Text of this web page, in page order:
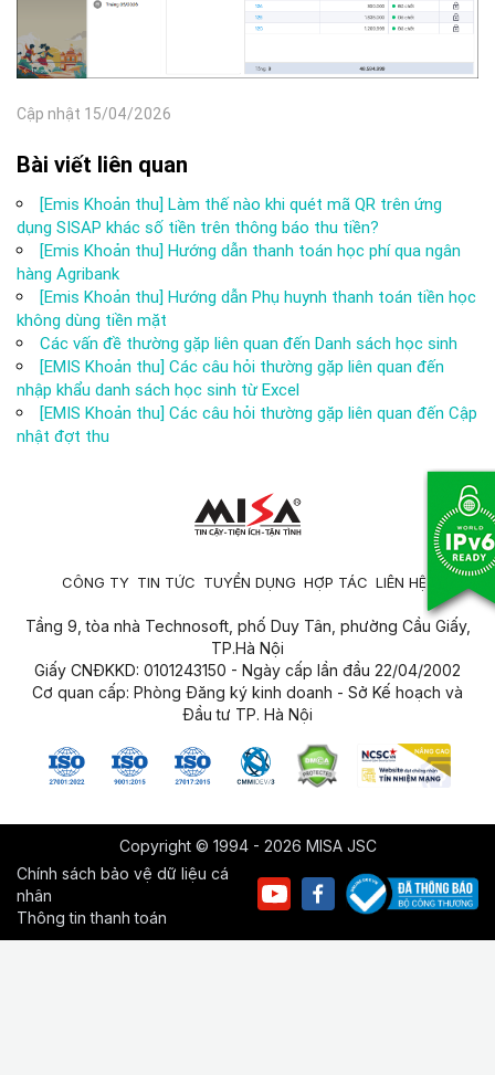
Cập nhật 15/04/2026
Bài viết liên quan
[Emis Khoản thu] Làm thế nào khi quét mã QR trên ứng
dụng SISAP khác số tiền trên thông báo thu tiền?
[Emis Khoản thu] Hướng dẫn thanh toán học phí qua ngân
hàng Agribank
[Emis Khoản thu] Hướng dẫn Phụ huynh thanh toán tiền học
không dùng tiền mặt
Các vấn đề thường gặp liên quan đến Danh sách học sinh
[EMIS Khoản thu] Các câu hỏi thường gặp liên quan đến
nhập khẩu danh sách học sinh từ Excel
[EMIS Khoản thu] Các câu hỏi thường gặp liên quan đến Cập
nhật đợt thu
CÔNG TY TIN TỨC TUYỂN DỤNG HỢP TÁC LIÊN HỆ
Tầng 9, tòa nhà Technosoft, phố Duy Tân, phường Cầu Giấy,
TP.Hà Nội
Giấy CNĐKKD: 0101243150 - Ngày cấp lần đầu 22/04/2002
Cơ quan cấp: Phòng Đăng ký kinh doanh - Sở Kế hoạch và
Đầu tư TP. Hà Nội
Copyright © 1994 - 2026 MISA JSC
Chính sách bảo vệ dữ liệu cá
nhân
Thông tin thanh toán